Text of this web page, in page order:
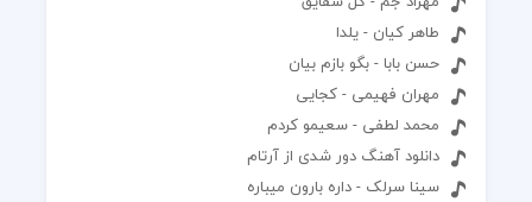
طاهر کیان - یلدا
حسن بابا - بگو بازم بیان
مهران فهیمی - کجایی
محمد لطفی - سعیمو کردم
دانلود آهنگ دور شدی از آرتام
سینا سرلک - داره بارون میباره